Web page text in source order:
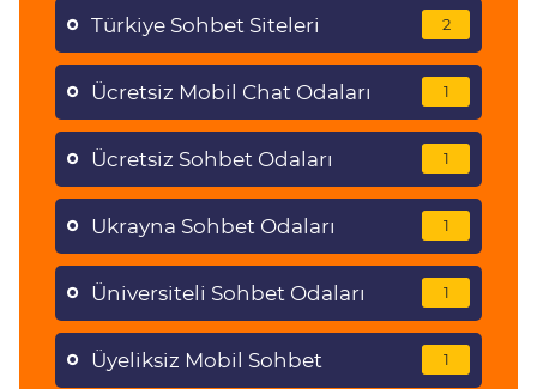
Türkiye Sohbet Siteleri 2
Ücretsiz Mobil Chat Odaları 1
Ücretsiz Sohbet Odaları 1
Ukrayna Sohbet Odaları 1
Üniversiteli Sohbet Odaları 1
Üyeliksiz Mobil Sohbet 1